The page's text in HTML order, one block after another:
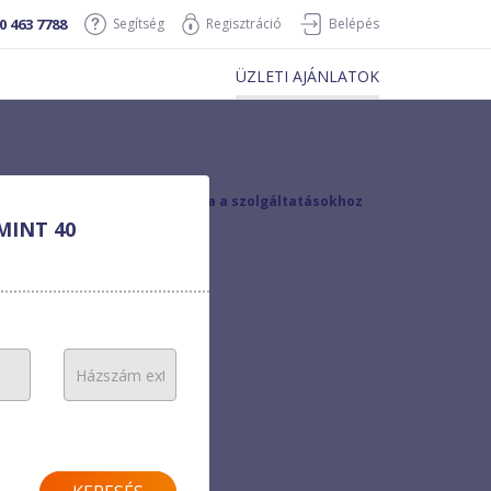
463 7788 Segítség Regisztráció Belépés
ÜZLETI AJÁNLATOK
vissza a szolgáltatásokhoz
40